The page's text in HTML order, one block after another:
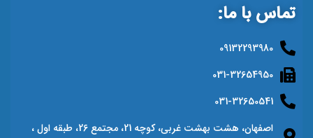
تماس با ما:
09132293980
031-32654950
031-32650541
اصفهان، هشت بهشت غربی، کوچه 21، مجتمع 26، طبقه اول ،